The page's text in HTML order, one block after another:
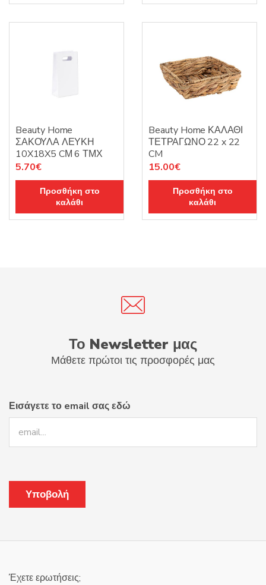
Beauty Home
ΣΑΚΟΥΛΑ ΛΕΥΚΗ
10X18X5 CΜ 6 ΤΜΧ
5.70€
Προσθήκη στο
καλάθι
Beauty Home ΚΑΛΑΘΙ
ΤΕΤΡΑΓΩΝΟ 22 x 22
CM
15.00€
Προσθήκη στο
καλάθι
Το Newsletter μας
Μάθετε πρώτοι τις προσφορές μας
Εισάγετε το email σας εδώ
Έχετε ερωτήσεις;